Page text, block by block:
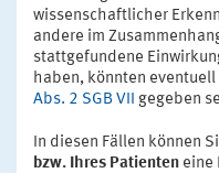
wissenschaftlicher
andere im
stattgefundene
haben, könnten
Abs. 2 SGB VII gegeben
In diesen Fällen können
bzw. Ihres Patienten eine